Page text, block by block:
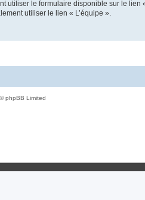
utiliser le formulaire disponible sur le
utiliser le lien « L’équipe ».
phpBB Limited